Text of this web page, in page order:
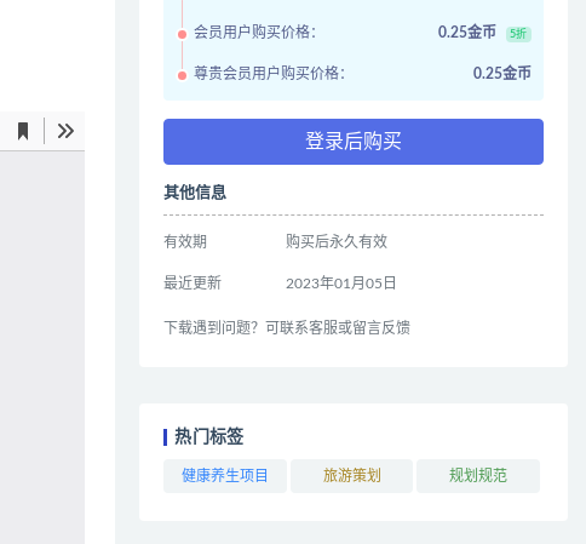
会员用户购买价格： 0.25金币 5折
尊贵会员用户购买价格： 0.25金币
登录后购买
其他信息
有效期 购买后永久有效
最近更新 2023年01月05日
下载遇到问题？可联系客服或留言反馈
热门标签
健康养生项目 旅游策划 规划规范